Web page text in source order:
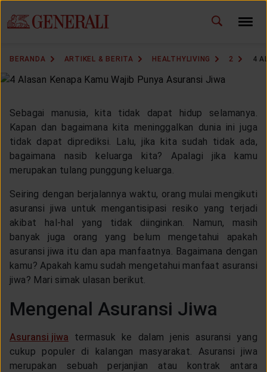
BERANDA ARTIKEL & BERITA HEALTHYLIVING 2 4
Sebagai manusia, kita tidak dapat hidup selamanya.
Kapan dan bagaimana kita meninggalkan dunia ini juga
tidak dapat diprediksi. Lalu, jika kita sudah tidak ada,
bagaimana nasib keluarga kita? Apalagi jika kamu
merupakan tulang punggung keluarga.
Seiring dengan berjalannya waktu, orang mulai mengikuti
asuransi jiwa untuk mengantisipasi resiko yang terjadi
akibat hal-hal yang tidak diinginkan. Namun, masih
banyak juga orang yang belum mengetahui apakah
asuransi jiwa itu dan apa manfaatnya. Bagaimana dengan
kamu? Apakah kamu sudah mengetahui manfaat asuransi
jiwa? Mari simak ulasan berikut.
Mengenal Asuransi Jiwa
Asuransi jiwa termasuk ke dalam jenis asuransi yang
cukup populer di kalangan masyarakat. Asuransi jiwa
merupakan sebuah perjanjian atau kontrak antara
GANTI BAHASA ID EN
KANTOR PEMASARAN
TEMUKAN AGEN
SOLUSI KAMI
LAYANAN NASABAH
ARTIKEL DAN BERITA
TENTANG GENERALI